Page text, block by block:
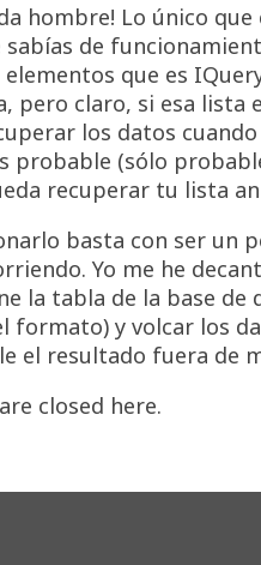
hombre! Lo único
sabías de
que es
pero claro, si esa
los datos
probable (sólo
recuperar tu lista
basta con ser un
Yo me he
la tabla de la base de
formato) y volcar los
el resultado fuera de
closed here.